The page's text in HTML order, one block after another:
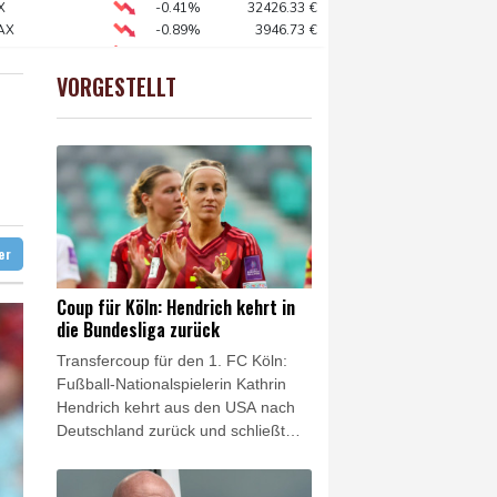
ertappt
anpassen
-0.41% 32426.33 €
-0.89% 3946.73 €
0.16%
-0.07%
VORGESTELLT
Coup für Köln: Hendrich kehrt in
die Bundesliga zurück
Transfercoup für den 1. FC Köln:
Fußball-Nationalspielerin Kathrin
Hendrich kehrt aus den USA nach
Deutschland zurück und schließt
Domstadt an. Wie die Kölnerinnen